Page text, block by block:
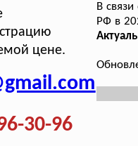
цене.
30-96
В
РФ в